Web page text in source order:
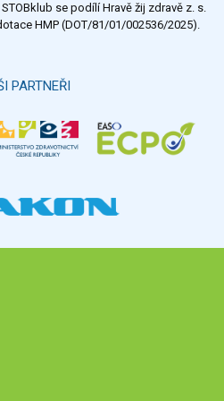
Všechny ankety
se podílí Hravě žij zdravě z. s.
HMP (DOT/81/01/002536/2025).
PARTNEŘI